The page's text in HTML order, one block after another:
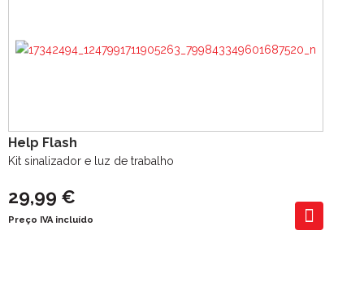
Help Flash
Kit sinalizador e luz de trabalho
29,99 €
Preço IVA incluído